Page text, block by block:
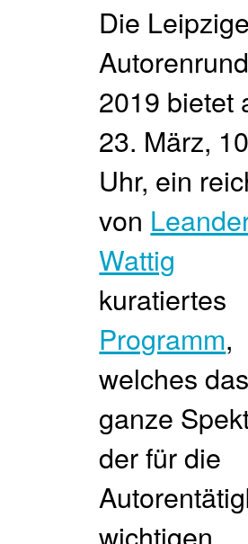
Die
2019 bietet
23. März,
Uhr, ein
von
Wattig
kuratiertes
Programm,
welches das
ganze
der für die
wichtigen